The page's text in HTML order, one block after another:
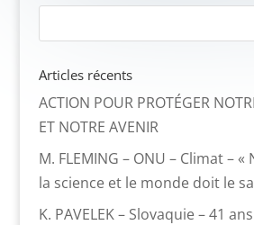
Articles récents
ACTION POUR PROTÉGER
ET NOTRE AVENIR
M. FLEMING – ONU – Climat –
la science et le monde doit le
K. PAVELEK – Slovaquie – 41